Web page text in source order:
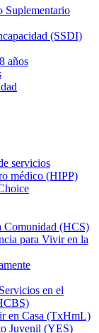
Suplementario
(SSDI)
años
servicios
médico (HIPP)
Comunidad (HCS)
para Vivir en la
en el
en Casa (TxHmL)
Juvenil (YES)